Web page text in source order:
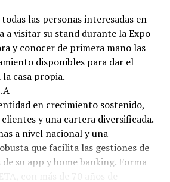
las personas interesadas en
a visitar su stand durante la Expo
y conocer de primera mano las
disponibles para dar el
casa propia.
en crecimiento sostenido,
y una cartera diversificada.
a nivel nacional y una
que facilita las gestiones de
su app y home banking. Forma